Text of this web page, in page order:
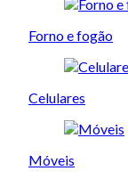
Forno e fogão
Celulares
Móveis